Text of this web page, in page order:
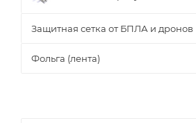
Защитная сетка от БПЛА и дронов
Фольга (лента)